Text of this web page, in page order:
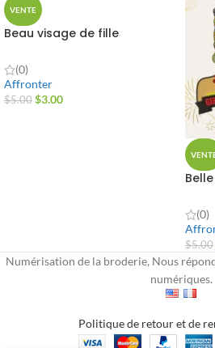
VENTE
Beau visage de fille
(0)
Affronter
$5.00 $3.00
(0)
$5.00
Numérisation de la broderie, Nous
numériques.
Politique de retour et de